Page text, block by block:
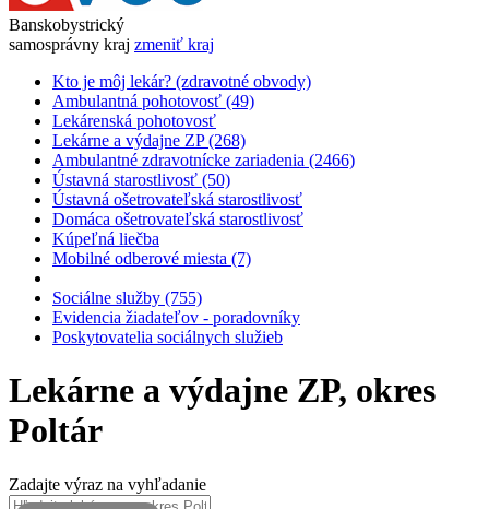
Banskobystrický
samosprávny kraj zmeniť kraj
Kto je môj lekár? (zdravotné obvody)
Ambulantná pohotovosť (49)
Lekárenská pohotovosť
Lekárne a výdajne ZP (268)
Ambulantné zdravotnícke zariadenia (2466)
Ústavná starostlivosť (50)
Ústavná ošetrovateľská starostlivosť
Domáca ošetrovateľská starostlivosť
Kúpeľná liečba
Mobilné odberové miesta (7)
Sociálne služby (755)
Evidencia žiadateľov - poradovníky
Poskytovatelia sociálnych služieb
Lekárne a výdajne ZP, okres
Poltár
Zadajte výraz na vyhľadanie